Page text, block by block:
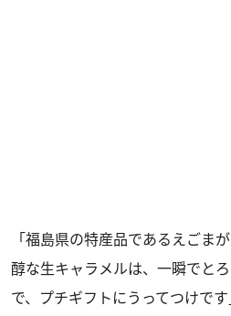
「福島県の特産品であるえごま
醇な生キャラメルは、一瞬でと
で、プチギフトにうってつけで